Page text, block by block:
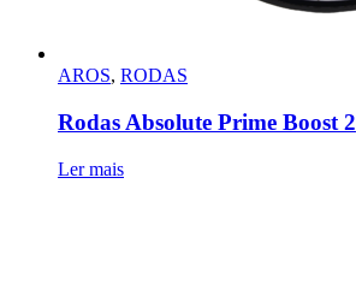
AROS, RODAS
Rodas Absolute Prime Boost 2
Ler mais